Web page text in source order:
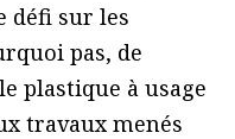
défi sur les
pas, de
plastique à usage
travaux menés